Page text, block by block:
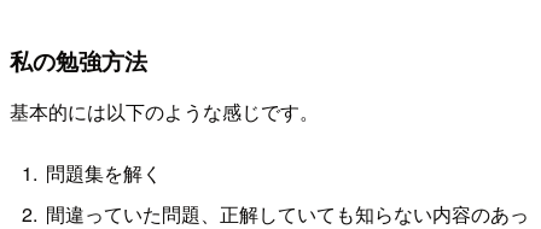
私の勉強方法
基本的には以下のような感じです。
問題集を解く
間違っていた問題、正解していても知らない内容のあっ